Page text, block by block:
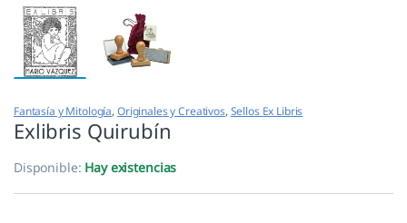
Fantasía y Mitología, Originales y Creativos, Sellos Ex Libris
Exlibris Quirubín
Disponible: Hay existencias